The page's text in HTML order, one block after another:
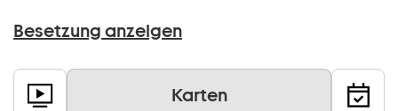
Besetzung anzeigen
Karten